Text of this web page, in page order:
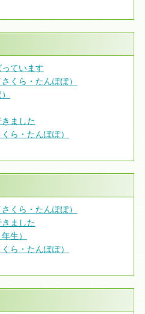
ています
くら・たんぽぽ）
ました
ら・たんぽぽ）
くら・たんぽぽ）
ました
生）
ら・たんぽぽ）